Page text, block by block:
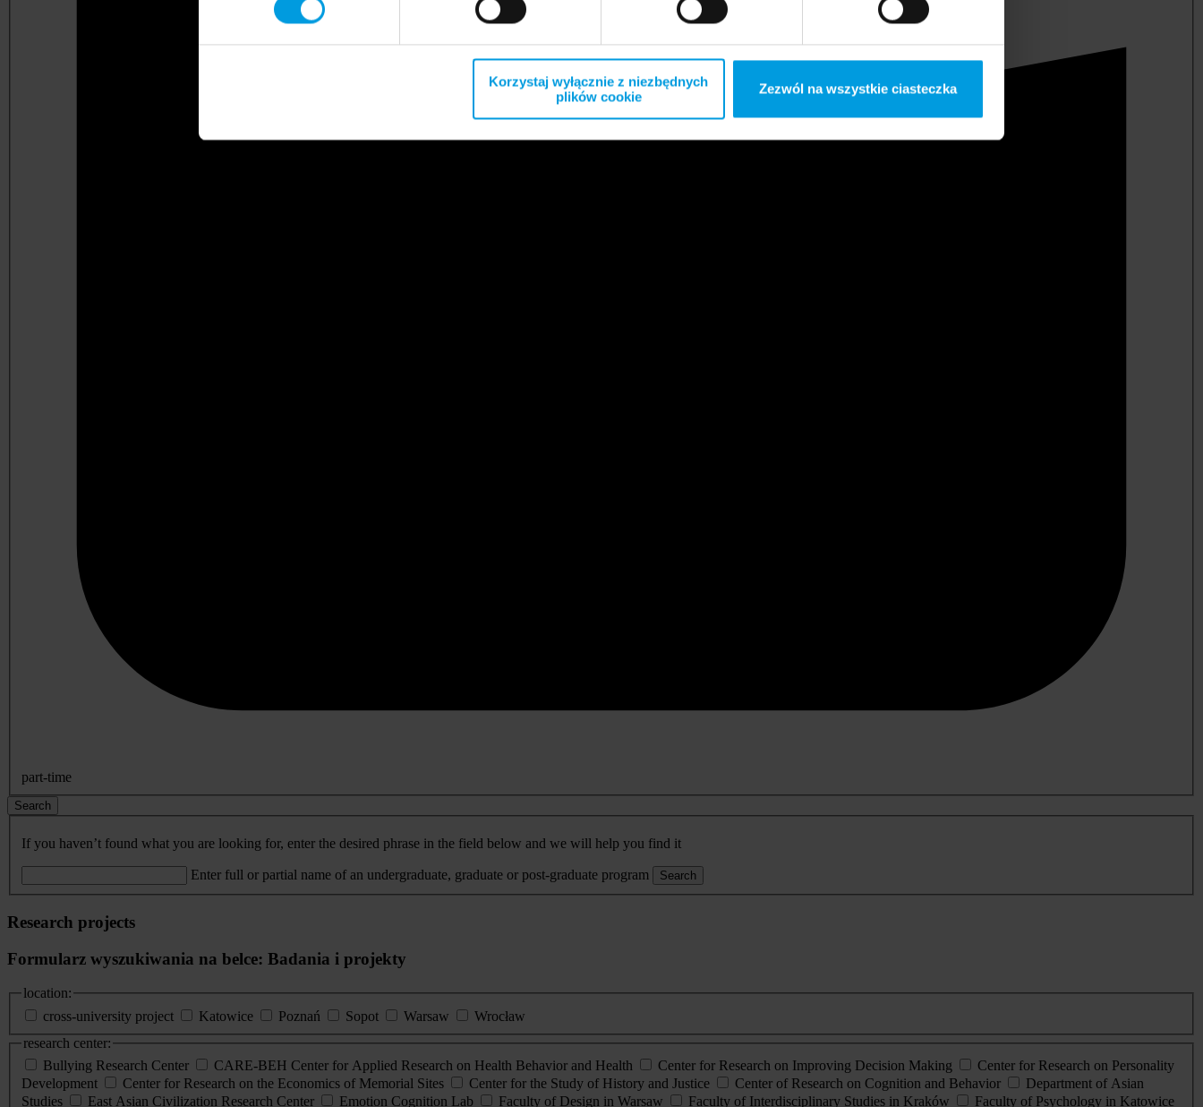
Korzystaj wyłącznie z niezbędnych
plików cookie
Zezwól na wszystkie ciasteczka
part-time
Search
If you haven’t found what you are looking for, enter the desired phrase in the field below and we will help you find it
Enter full or partial name of an undergraduate, graduate or post-graduate program Search
Research projects
Formularz wyszukiwania na belce: Badania i projekty
location:
cross-university project
Katowice Poznań Sopot Warsaw
Wrocław
research center:
Bullying Research Center
CARE-BEH Center for Applied Research on Health Behavior and Health Center for Research on Improving Decision Making
Center for Research on Personality
Development
Center for Research on the Economics of Memorial Sites Center for the Study of History and Justice Center of Research on Cognition and Behavior
Department of Asian
Studies
East Asian Civilization Research Center Emotion Cognition Lab Faculty of Design in Warsaw Faculty of Interdisciplinary Studies in Kraków Faculty of Psychology in Katowice